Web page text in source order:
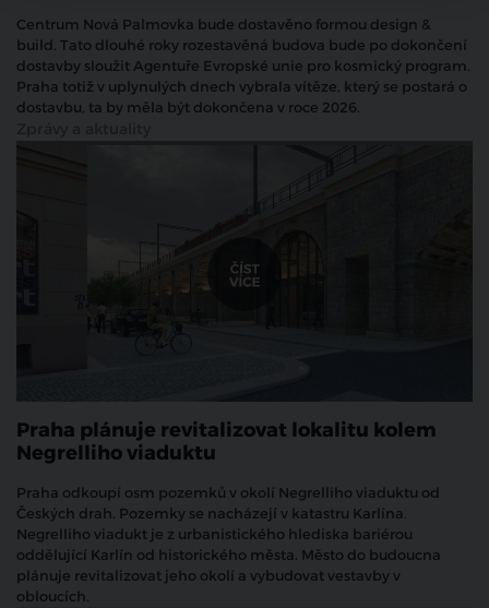
Centrum Nová Palmovka bude dostavěno formou design &
build. Tato dlouhé roky rozestavěná budova bude po dokončení
dostavby sloužit Agentuře Evropské unie pro kosmický program.
Praha totiž v uplynulých dnech vybrala vítěze, který se postará o
dostavbu, ta by měla být dokončena v roce 2026.
Praha plánuje revitalizovat lokalitu kolem
Negrelliho viaduktu
Praha odkoupí osm pozemků v okolí Negrelliho viaduktu od
Českých drah. Pozemky se nacházejí v katastru Karlína.
Negrelliho viadukt je z urbanistického hlediska bariérou
oddělující Karlín od historického města. Město do budoucna
plánuje revitalizovat jeho okolí a vybudovat vestavby v
obloucích.